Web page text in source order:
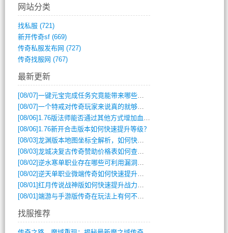
网站分类
找私服 (721)
新开传奇sf(669)
传奇私服发布网 (727)
传奇找服网 (767)
最新更新
[08/07]一键元宝完成任务究竟能带来哪些超值优势？
[08/07]一个特戒对传奇玩家来说真的就够用了吗？
[08/06] 1.76版法师能否通过其他方式增加血量？
[08/06] 1.76新开合击版本如何快速提升等级？
[08/03]龙渊版本地图坐标全解析，如何快速定位BOSS位置？
[08/03]龙城决复古传奇赞助价格表如何查询？
[08/02]逆水寒单职业存在哪些可利用漏洞？如何快速提升战力？
[08/02]逆天单职业微端传奇如何快速提升战力？新手必看攻略
[08/01]红月传说战神版如何快速提升战力？新手攻略全解析？
[08/01]端游与手游版传奇在玩法上有何不同？
找服推荐